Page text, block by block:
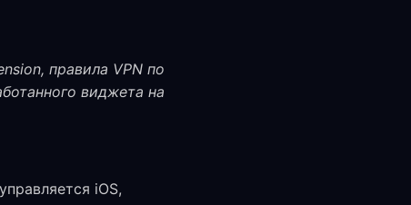
правила VPN по
виджета на
iOS,